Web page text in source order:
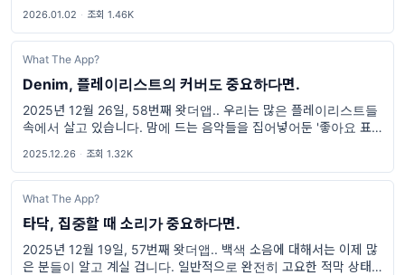
두가 알듯
2026.01.02 · 조회 1.46K
What The App?
Denim, 플레이리스트의 커버도 중요하다면.
2025년 12월 26일, 58번째 왓더앱.. 우리는 많은 플레이리스트들
속에서 살고 있습니다. 맘에 드는 음악들을 집어넣어둔 '좋아요 표시
같은 상황별
2025.12.26 · 조회 1.32K
What The App?
타닥, 집중할 때 소리가 중요하다면.
2025년 12월 19일, 57번째 왓더앱.. 백색 소음에 대해서는 이제 많
은 분들이 알고 계실 겁니다. 일반적으로 완전히 고요한 적막 상태보